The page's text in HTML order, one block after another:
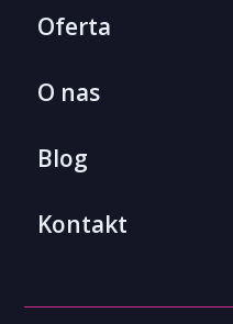
Oferta
O nas
Blog
Kontakt